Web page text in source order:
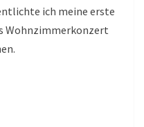
ich meine erste
Wohnzimmerkonzert